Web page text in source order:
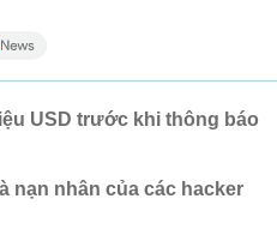
USD trước khi thông báo
nạn nhân của các hacker